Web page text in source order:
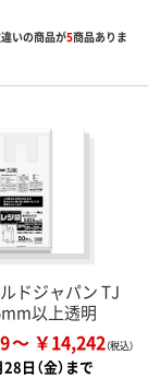
いの商品が5商品ありま
ドジャパン TJ
以上透明
￥14,242
日（金）まで